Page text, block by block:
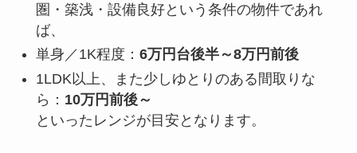
圏・築浅・設備良好という条件の物件であれ
ば、
単身／1K程度： 6万円台後半～8万円前後
1LDK以上、また少しゆとりのある間取りな
ら： 10万円前後～
といったレンジが目安となります。